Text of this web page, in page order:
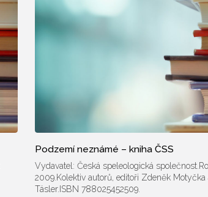
Podzemí neznámé – kniha ČSS
Vydavatel: Česká speleologická
2009.Kolektiv autorů, editoři Zdeněk Motyčka
Tásler.ISBN 788025452509.